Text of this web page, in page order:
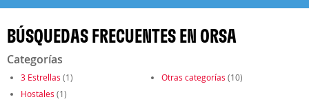
BÚSQUEDAS FRECUENTES EN ORSA
Categorías
3 Estrellas (1) Otras categorías (10)
Hostales (1)